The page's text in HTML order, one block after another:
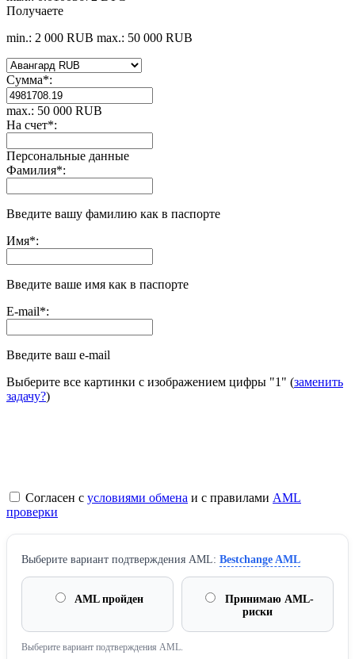
Получаете
min.: 2 000 RUB max.: 50 000 RUB
Сумма*:
max.: 50 000 RUB
На счет*:
Персональные данные
Фамилия*:
Введите вашу фамилию как в паспорте
Имя*:
Введите ваше имя как в паспорте
E-mail*:
Введите ваш e-mail
Выберите все картинки с изображением цифры "1" (заменить
задачу?)
Согласен с условиями обмена и с правилами AML
проверки
Выберите вариант подтверждения AML: Bestchange AML
AML пройден
Принимаю AML-
риски
Выберите вариант подтверждения AML.